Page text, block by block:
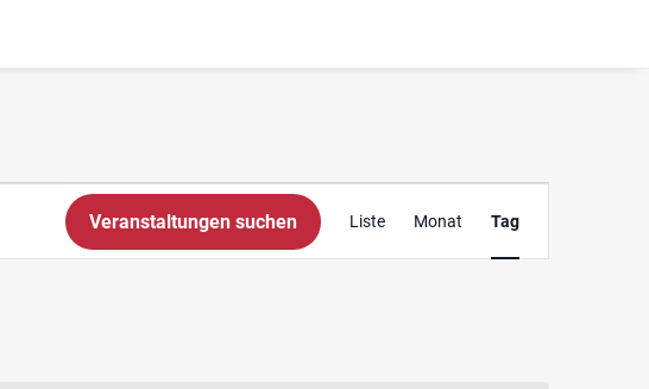
Veranstaltungen suchen
Ansichten-
Navigation
Liste Monat Tag